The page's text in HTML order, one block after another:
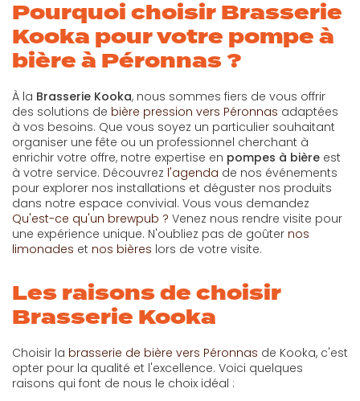
Pourquoi choisir Brasserie
Kooka pour votre pompe à
bière à Péronnas ?
À la Brasserie Kooka, nous sommes fiers de vous offrir
des solutions de bière pression vers Péronnas adaptées
à vos besoins. Que vous soyez un particulier souhaitant
organiser une fête ou un professionnel cherchant à
enrichir votre offre, notre expertise en pompes à bière est
à votre service. Découvrez l'agenda de nos événements
pour explorer nos installations et déguster nos produits
dans notre espace convivial. Vous vous demandez
Qu'est-ce qu'un brewpub ? Venez nous rendre visite pour
une expérience unique. N'oubliez pas de goûter nos
limonades et nos bières lors de votre visite.
Les raisons de choisir
Brasserie Kooka
Choisir la brasserie de bière vers Péronnas de Kooka, c'est
opter pour la qualité et l'excellence. Voici quelques
raisons qui font de nous le choix idéal :